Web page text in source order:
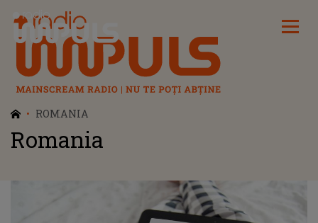
Radio Impuls
ROMANIA
Romania